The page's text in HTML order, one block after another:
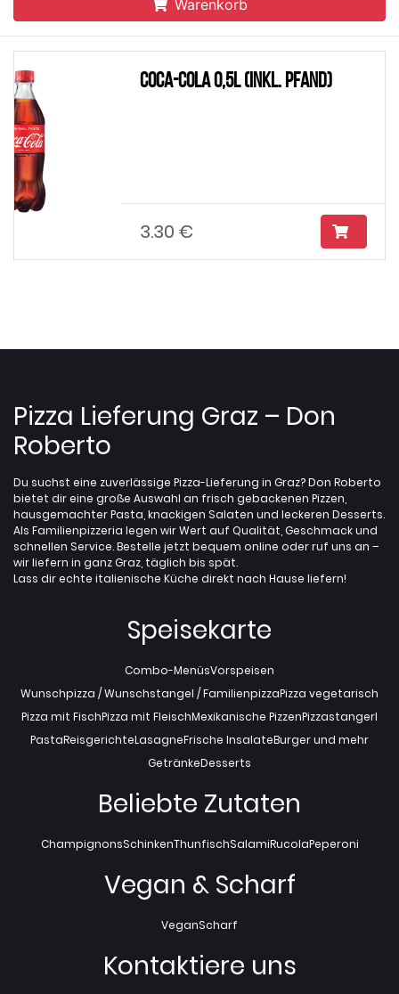
Warenkorb
Coca-Cola 0,5l (inkl. Pfand)
3.30 €
Pizza Lieferung Graz – Don
Roberto
Du suchst eine zuverlässige Pizza-Lieferung in Graz? Don Roberto
bietet dir eine große Auswahl an frisch gebackenen Pizzen,
hausgemachter Pasta, knackigen Salaten und leckeren Desserts.
Als Familienpizzeria legen wir Wert auf Qualität, Geschmack und
schnellen Service. Bestelle jetzt bequem online oder ruf uns an –
wir liefern in ganz Graz, täglich bis spät.
Lass dir echte italienische Küche direkt nach Hause liefern!
Speisekarte
Combo-MenüsVorspeisen
Wunschpizza / Wunschstangel / FamilienpizzaPizza vegetarisch
Pizza mit FischPizza mit FleischMexikanische PizzenPizzastangerl
PastaReisgerichteLasagneFrische InsalateBurger und mehr
GetränkeDesserts
Beliebte Zutaten
ChampignonsSchinkenThunfischSalamiRucolaPeperoni
Vegan & Scharf
VeganScharf
Kontaktiere uns